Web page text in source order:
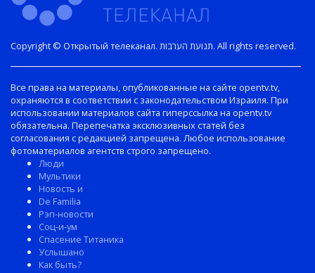
Copyright © Открытый телеканал. תנועת הערבות. All rights reserved.
Все права на материалы, опубликованные на сайте opentv.tv,
охраняются в соответствии с законодательством Израиля. При
использовании материалов сайта гиперссылка на opentv.tv
обязательна. Перепечатка эксклюзивных статей без
согласования с редакцией запрещена. Любое использование
фотоматериалов агентств строго запрещено.
Люди
Мультики
Новость и
De Familia
Рэп-новости
Соц-и-ум
Спасение Титаника
Услышано
Как быть?